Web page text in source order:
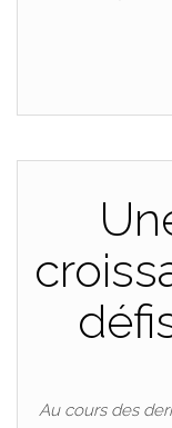
Au cours des